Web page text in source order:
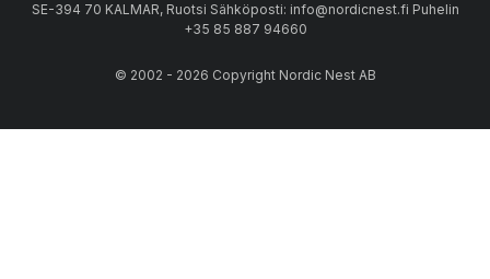
SE-394 70 KALMAR, Ruotsi Sähköposti: info@nordicnest.fi Puhelin
+35 85 887 94660
© 2002 - 2026 Copyright Nordic Nest AB